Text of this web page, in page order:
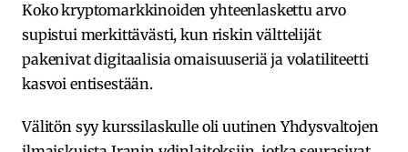
Koko kryptomarkkinoiden yhteenlaskettu arvo
supistui merkittävästi, kun riskin välttelijät
pakenivat digitaalisia omaisuuseriä ja volatiliteetti
kasvoi entisestään.
Välitön syy kurssilaskulle oli uutinen Yhdysvaltojen